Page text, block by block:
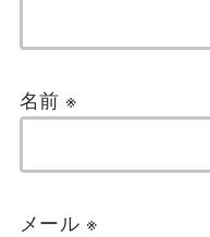
名前 ※
メール ※